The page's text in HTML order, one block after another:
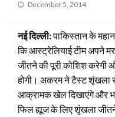
Posted
December 5, 2014
नई दिल्ली:पाकिस्तान के
कि आस्ट्रेलियाई टीम अपने
जीतने की पूरी कोशिश करेगी
होगी। अकरम ने टैस्ट शृंखला
आक्रामक खेल दिखाएंगे और
फिल ह्यूज के लिए शृंखला